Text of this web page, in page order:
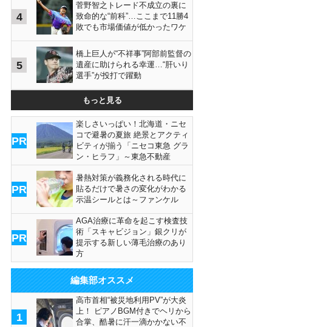
4
菅野智之トレード不成立の裏に
致命的な“前科”…ここまで11勝4
敗でも市場価値が低かったワケ
5
橋上巨人が“不祥事”阿部前監督の
遺産に助けられる幸運…“肝いり
選手”が投打で躍動
もっと見る
PR
楽しさいっぱい！北海道・ニセ
コで避暑の夏旅 絶景とアクティ
ビティが揃う「ニセコ東急 グラ
ン・ヒラフ」～東急不動産
PR
暑熱対策が義務化される時代に
貼るだけで暑さの変化がわかる
示温シールとは～ファンケル
PR
AGA治療に革命を起こす検査技
術「スキャビジョン」銀クリが
提示する新しい薄毛治療のあり
方
編集部オススメ
1
高市首相“被災地利用PV”が大炎
上！ ピアノBGM付きでヘリから
合掌、酷暑に汗一滴かかない不